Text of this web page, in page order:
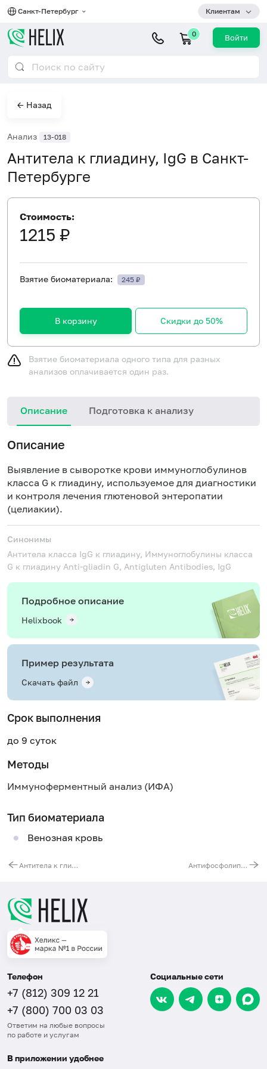
Санкт-Петербург Клиентам
0 Войти
← Назад
Анализ 13-018
Антитела к глиадину, IgG в Санкт-
Петербурге
Стоимость:
1215 ₽
Взятие биоматериала: 245 ₽
В корзину Скидки до 50%
Взятие биоматериала одного типа для разных
анализов оплачивается один раз.
Описание Подготовка к анализу
Описание
Выявление в сыворотке крови иммуноглобулинов
класса G к глиадину, используемое для диагностики
и контроля лечения глютеновой энтеропатии
(целиакии).
Синонимы
Антитела класса IgG к глиадину, Иммуноглобулины класса
G к глиадину Anti-gliadin G, Antigluten Antibodies, IgG
Подробное описание
Helixbook
Пример результата
Скачать файл
Срок выполнения
до 9 суток
Методы
Иммуноферментный анализ (ИФА)
Тип биоматериала
Венозная кровь
Антитела к глиадину, IgA Антифосфолипидные антитела, IgG
Телефон
+7 (812) 309 12 21
+7 (800) 700 03 03
Ответим на любые вопросы
по работе и услугам
Социальные сети
В приложении удобнее